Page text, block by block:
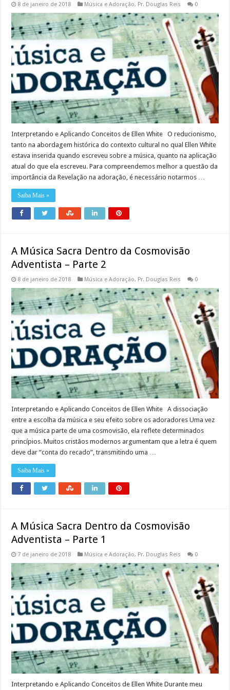
8 de janeiro de 2018 Música e Adoração, Pr. Douglas Reis 0
Interpretando e Aplicando Conceitos de Ellen White O reducionismo,
tanto na abordagem histórica do contexto cultural no qual Ellen White
estava inserida quando escreveu sobre a música, quanto na aplicação
atual do que ela escreveu. Para compreendemos melhor a questão da
importância da Revelação na adoração, é necessário notarmos …
Saiba Mais »
A Música Sacra Dentro da Cosmovisão
Adventista – Parte 2
8 de janeiro de 2018 Música e Adoração, Pr. Douglas Reis 0
Interpretando e Aplicando Conceitos de Ellen White A dissociação
entre a escolha da música e seu efeito sobre os adoradores Uma vez
que a música parte de uma cosmovisão, ela reflete determinados
princípios. Muitos cristãos modernos argumentam que a letra é quem
deve dar “conta do recado”, transmitindo uma …
Saiba Mais »
A Música Sacra Dentro da Cosmovisão
Adventista – Parte 1
7 de janeiro de 2018 Música e Adoração, Pr. Douglas Reis 0
Interpretando e Aplicando Conceitos de Ellen White Durante meu